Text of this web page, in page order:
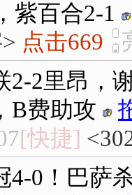
紫百合2-1
点击669
2-2里昂，
B费助攻
[快捷]
4-0！巴萨